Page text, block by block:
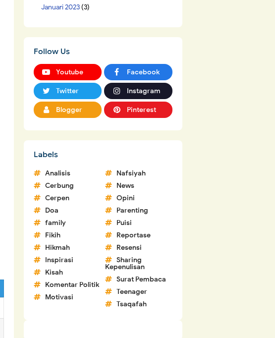
Januari 2023(3)
Follow Us
Youtube Facebook
Twitter Instagram
Blogger Pinterest
Labels
Analisis
Cerbung
Cerpen
Doa
family
Fikih
Hikmah
Inspirasi
Kisah
Komentar Politik
Motivasi
Nafsiyah
News
Opini
Parenting
Puisi
Reportase
Resensi
Sharing
Kepenulisan
Surat Pembaca
Teenager
Tsaqafah